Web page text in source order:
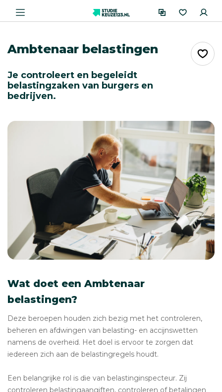
Ambtenaar belastingen
Je controleert en begeleidt
belastingzaken van burgers en
bedrijven.
Wat doet een Ambtenaar
belastingen?
Deze beroepen houden zich bezig met het controleren,
beheren en afdwingen van belasting- en accijnswetten
namens de overheid. Het doel is ervoor te zorgen dat
iedereen zich aan de belastingregels houdt.
Een belangrijke rol is die van belastinginspecteur. Zij
controleren belastingaangiften, controleren of betalingen